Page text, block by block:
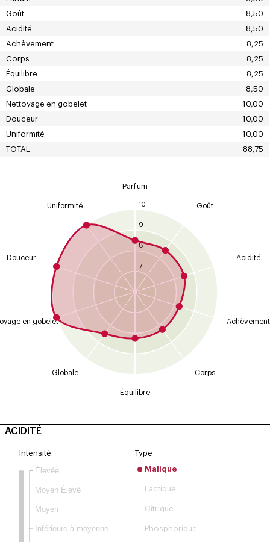
Goût
8,50
Acidité
8,50
Achèvement
8,25
Corps
8,25
Équilibre
8,25
Globale
8,50
Nettoyage en gobelet
10,00
Douceur
10,00
Uniformité
10,00
TOTAL
88,75
10
9
8
7
Parfum
Goût
Acidité
Achèvement
Corps
Équilibre
Globale
en gobelet
Douceur
Uniformité
ACIDITÉ
Intensité
Inférieure à moyenne
Moyen
Moyen Élevé
Élevée
Type
Malique
Lactique
Citrique
Phosphorique